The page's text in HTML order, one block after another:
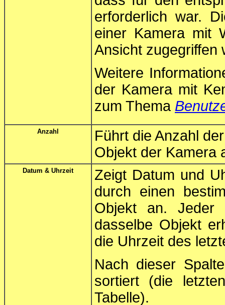
erforderlich war.
einer Kamera mit
Ansicht zugegriffen
Weitere
der Kamera mit
zum Thema
Anzahl
Führt die Anzahl
Objekt der Kamera
Datum & Uhrzeit
Zeigt Datum und
durch einen
Objekt an. Jeder
dasselbe Objekt
die Uhrzeit des
Nach dieser
sortiert (die
Tabelle).